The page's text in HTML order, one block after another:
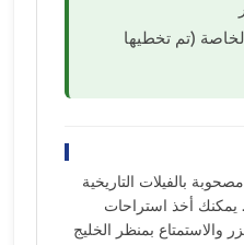
(تم تخطيها
بالفيلات التاريخية
أخذ استراحات
والاستمتاع بمنظر الخليج